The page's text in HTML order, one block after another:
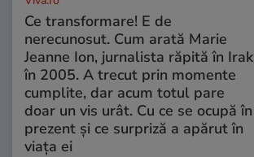
Ce transformare! E de
nerecunosut. Cum arată Marie
Jeanne Ion, jurnalista răpită în Irak
în 2005. A trecut prin momente
cumplite, dar acum totul pare
doar un vis urât. Cu ce se ocupă în
prezent și ce surpriză a apărut în
viața ei